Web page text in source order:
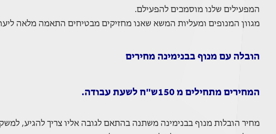
המפעילים שלנו מוסמכים להפעילם.
מגוון המנופים ומעליות המשא שאנו מחזיקים מבטיחים התאמה מלאה
הובלה עם מנוף בבנימינה מחירים
המחירים מתחילים מ 150ש"ח לשעת עבודה.
מחיר הובלות מנוף בבנימינה משתנה בהתאם לגובה אליו צריך להגיע,